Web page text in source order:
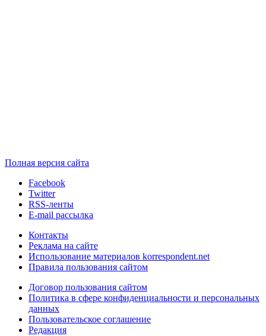
Полная версия сайта
Facebook
Twitter
RSS-ленты
E-mail рассылка
Контакты
Реклама на сайте
Использование материалов korrespondent.net
Правила пользования сайтом
Договор пользования сайтом
Политика в сфере конфиденциальности и персональных
данных
Пользовательское соглашение
Редакция